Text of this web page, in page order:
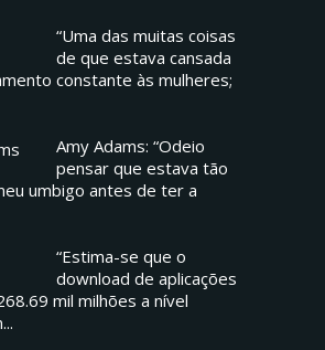
“Uma das muitas coisas
de que estava cansada
constante às mulheres;
Amy Adams: “Odeio
pensar que estava tão
umbigo antes de ter a
“Estima-se que o
download de aplicações
mil milhões a nível